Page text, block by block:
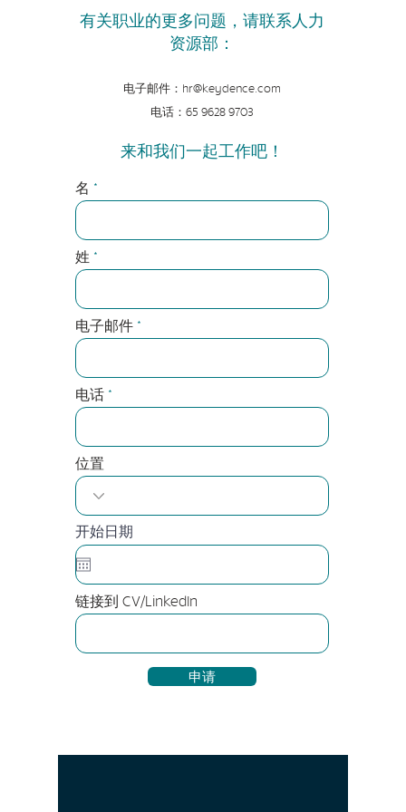
有关职业的更多问题，请联系人力
资源部：
电子邮件： hr@keydence.com
电话： 65 9628 9703
来和我们一起工作吧！
名
姓
电子邮件
电话
位置
开始日期
链接到 CV/LinkedIn
申请